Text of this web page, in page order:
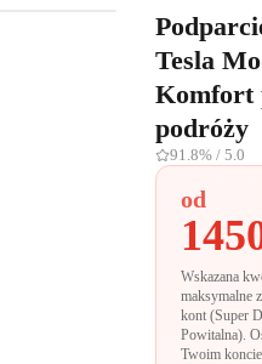
Tesla
Komfort
podróży
91.8% / 5.0
od
Wskazana
maksymalne
kont (Super
Powitalna).
Twoim